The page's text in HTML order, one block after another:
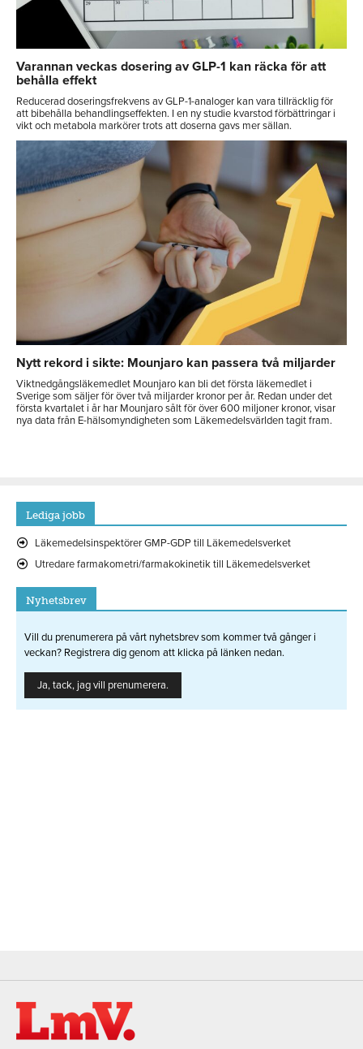
Varannan veckas dosering av GLP-1 kan räcka för att
behålla effekt
Reducerad doseringsfrekvens av GLP-1-analoger kan vara tillräcklig för
att bibehålla behandlingseffekten. I en ny studie kvarstod förbättringar i
vikt och metabola markörer trots att doserna gavs mer sällan.
Nytt rekord i sikte: Mounjaro kan passera två miljarder
Viktnedgångsläkemedlet Mounjaro kan bli det första läkemedlet i
Sverige som säljer för över två miljarder kronor per år. Redan under det
första kvartalet i år har Mounjaro sålt för över 600 miljoner kronor, visar
nya data från E-hälsomyndigheten som Läkemedelsvärlden tagit fram.
Lediga jobb
Läkemedelsinspektörer GMP-GDP till Läkemedelsverket
Utredare farmakometri/farmakokinetik till Läkemedelsverket
Nyhetsbrev
Vill du prenumerera på vårt nyhetsbrev som kommer två gånger i
veckan? Registrera dig genom att klicka på länken nedan.
Ja, tack, jag vill prenumerera.